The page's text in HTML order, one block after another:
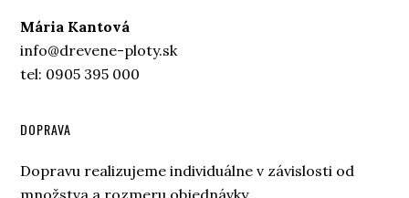
Mária Kantová
info@drevene-ploty.sk
tel: 0905 395 000
DOPRAVA
Dopravu realizujeme individuálne v závislosti od
množstva a rozmeru objednávky.